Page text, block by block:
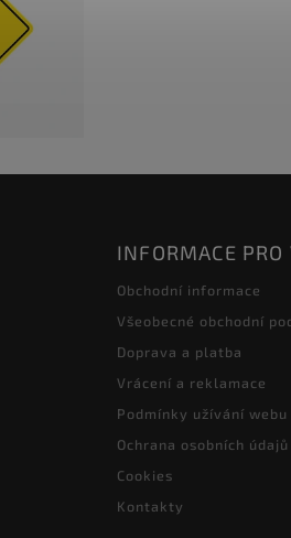
INFORMACE PRO
Obchodní informace
Všeobecné obchodní
Doprava a platba
Vrácení a reklamace
Podmínky užívání webu
Ochrana osobních údajů
Cookies
Kontakty